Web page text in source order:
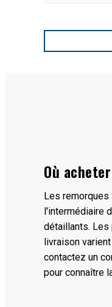
Où acheter
Les
l'intermédiaire
détaillants.
livraison
contactez un
pour connaître